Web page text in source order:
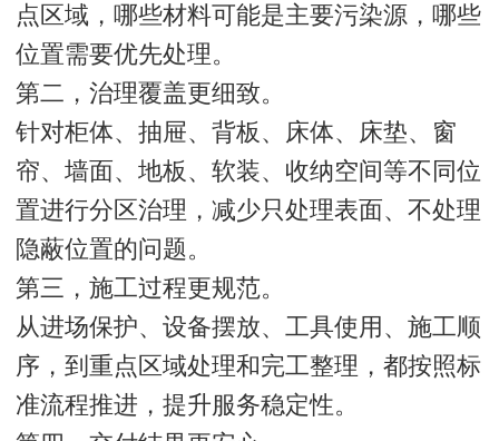
点区域，哪些材料可能是主要污染源，哪些
位置需要优先处理。
第二，治理覆盖更细致。
针对柜体、抽屉、背板、床体、床垫、窗
帘、墙面、地板、软装、收纳空间等不同位
置进行分区治理，减少只处理表面、不处理
隐蔽位置的问题。
第三，施工过程更规范。
从进场保护、设备摆放、工具使用、施工顺
序，到重点区域处理和完工整理，都按照标
准流程推进，提升服务稳定性。